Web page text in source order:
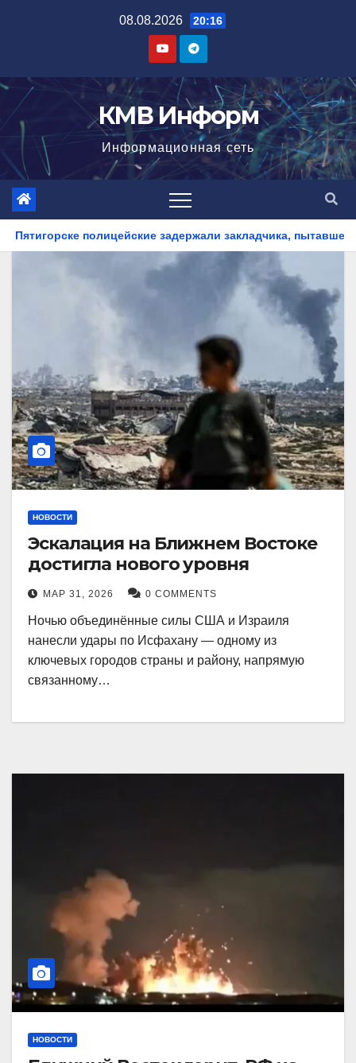
08.08.2026 20:16
КМВ Информ
Информационная сеть
закладчика, пытавшегося сбыть партию
НОВОСТИ
Эскалация на Ближнем Востоке
достигла нового уровня
МАР 31, 2026 0 COMMENTS
Ночью объединённые силы США и Израиля
нанесли удары по Исфахану — одному из
ключевых городов страны и району, напрямую
связанному…
НОВОСТИ